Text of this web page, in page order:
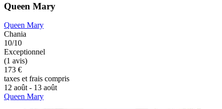
Queen Mary
Queen Mary
Chania
10/10
Exceptionnel
(1 avis)
173 €
taxes et frais compris
12 août - 13 août
Queen Mary